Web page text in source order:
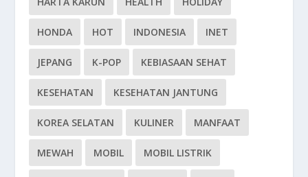
HONDA HOT INDONESIA INET
JEPANG K-POP KEBIASAAN SEHAT
KESEHATAN KESEHATAN JANTUNG
KOREA SELATAN KULINER MANFAAT
MEWAH MOBIL MOBIL LISTRIK